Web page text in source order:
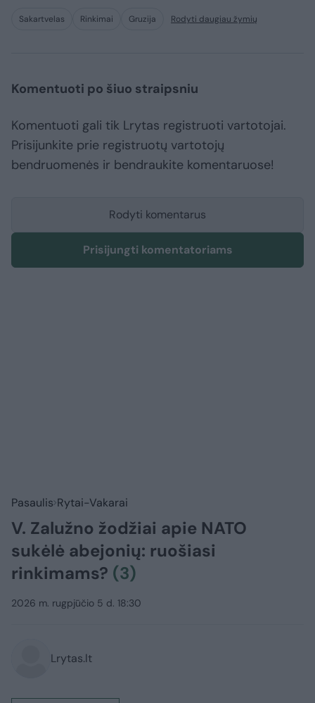
Sakartvelas Rinkimai Gruzija Rodyti daugiau žymių
Komentuoti po šiuo straipsniu
Komentuoti gali tik Lrytas registruoti vartotojai.
Prisijunkite prie registruotų vartotojų
bendruomenės ir bendraukite komentaruose!
Rodyti komentarus
Prisijungti komentatoriams
Pasaulis Rytai-Vakarai
V. Zalužno žodžiai apie NATO
sukėlė abejonių: ruošiasi
rinkimams? (3)
2026 m. rugpjūčio 5 d. 18:30
Lrytas.lt